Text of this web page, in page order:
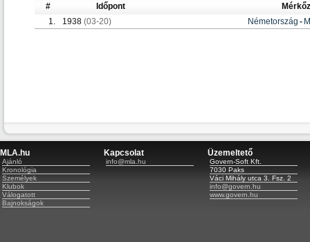
# Időpont
1.
1938 (03-20) Németország -
MLA.hu
Ajánló
Kronológia
Személyek
Klubok
Válogatott
Bajnokságok
Kapcsolat
info@mla.hu
Üzemeltető
Govern-Soft Kft.
7030 Paks
Váci Mihály utca 3. Fsz. 2
info@govern.hu
www.govern.hu